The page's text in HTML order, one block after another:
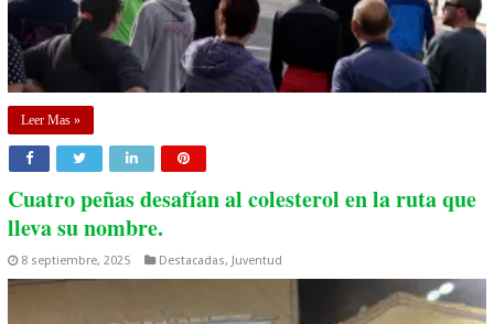
Leer Mas »
Cuatro peñas desafían al colesterol en la ruta que
lleva su nombre.
8 septiembre, 2025 Destacadas, Juventud